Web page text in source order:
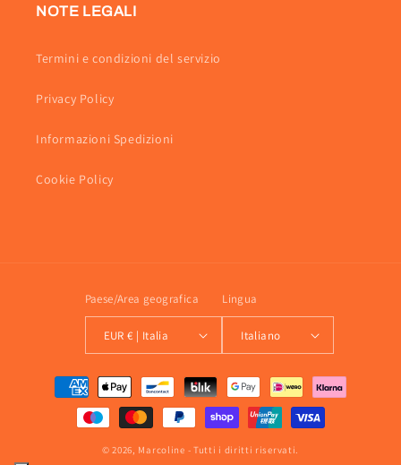
NOTE LEGALI
Termini e condizioni del servizio
Privacy Policy
Informazioni Spedizioni
Cookie Policy
Paese/Area geografica
EUR € | Italia
Lingua
Italiano
Metodi
pagamento
© 2026, Marcoline - Tutti i diritti riservati.